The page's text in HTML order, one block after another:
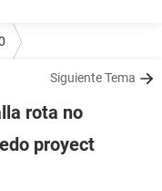
Siguiente Tema
rota no
proyect